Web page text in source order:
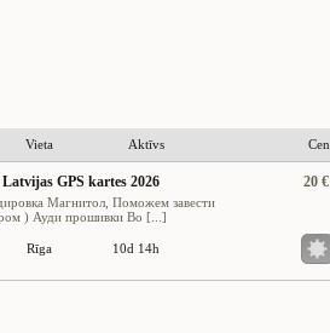
Vieta Aktīvs
20 €
GPS kartes 2026
Магнитол, Поможем завести
) Ауди прошивки Bo [...]
Rīga 10d 14h